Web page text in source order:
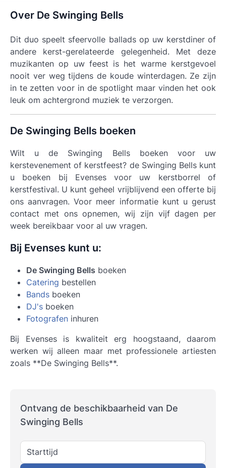
Over De Swinging Bells
Dit duo speelt sfeervolle ballads op uw kerstdiner of
andere kerst-gerelateerde gelegenheid. Met deze
muzikanten op uw feest is het warme kerstgevoel
nooit ver weg tijdens de koude winterdagen. Ze zijn
in te zetten voor in de spotlight maar vinden het ook
leuk om achtergrond muziek te verzorgen.
De Swinging Bells boeken
Wilt u de Swinging Bells boeken voor uw
kerstevenement of kerstfeest? de Swinging Bells kunt
u boeken bij Evenses voor uw kerstborrel of
kerstfestival. U kunt geheel vrijblijvend een offerte bij
ons aanvragen. Voor meer informatie kunt u gerust
contact met ons opnemen, wij zijn vijf dagen per
week bereikbaar voor al uw vragen.
Bij Evenses kunt u:
De Swinging Bells boeken
Catering bestellen
Bands boeken
DJ's boeken
Fotografen inhuren
Bij Evenses is kwaliteit erg hoogstaand, daarom
werken wij alleen maar met professionele artiesten
zoals **De Swinging Bells**.
Ontvang de beschikbaarheid van De
Swinging Bells
Starttijd